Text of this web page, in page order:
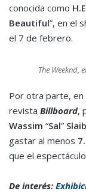
conocida como
Beautiful”, en el
el 7 de febrero.
The Weeknd,
Por otra parte, en
revista Billboard,
Wassim “Sal”
gastar al menos
que el
De interés: